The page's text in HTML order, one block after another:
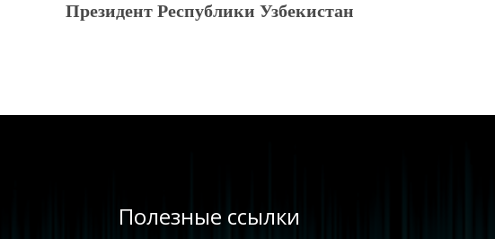
Президент Республики Узбекистан
Полезные ссылки